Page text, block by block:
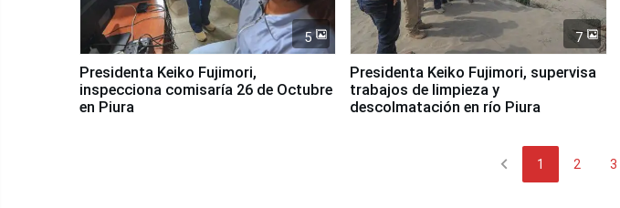
5
Presidenta Keiko Fujimori,
inspecciona comisaría 26 de Octubre
en Piura
7
Presidenta Keiko Fujimori, supervisa
trabajos de limpieza y
descolmatación en río Piura
chevron_left 1 2 3